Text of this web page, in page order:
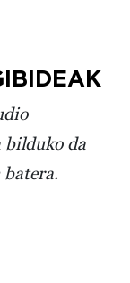
bilduko da